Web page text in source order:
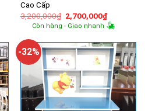
Cao Cấp
3,200,000₫ Giá
gốc
là:
2,700,000₫Giá
hiện
tại
Còn hàng - Giao nhanh
-32%